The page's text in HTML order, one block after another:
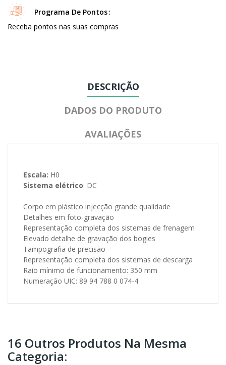
Programa De Pontos
Receba pontos nas suas compras
DESCRIÇÃO
DADOS DO PRODUTO
AVALIAÇÕES
Escala: H0
Sistema elétrico: DC
Corpo em plástico injecção grande qualidade
Detalhes em foto-gravação
Representação completa dos sistemas de frenagem
Elevado detalhe de gravação dos bogies
Tampografia de precisão
Representação completa dos sistemas de descarga
Raio mínimo de funcionamento: 350 mm
Numeração UIC: 89 94 788 0 074-4
16 Outros Produtos Na Mesma
Categoria: